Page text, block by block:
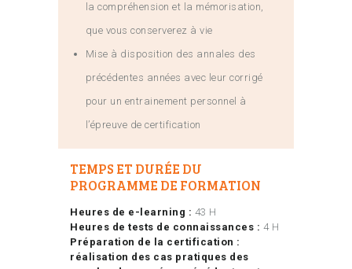
la compréhension et la mémorisation,
que vous conserverez à vie
Mise à disposition des annales des
précédentes années avec leur corrigé
pour un entrainement personnel à
l’épreuve de certification
TEMPS ET DURÉE DU
PROGRAMME DE FORMATION
Heures de e-learning : 43 H
Heures de tests de connaissances : 4 H
Préparation de la certification :
réalisation des cas pratiques des